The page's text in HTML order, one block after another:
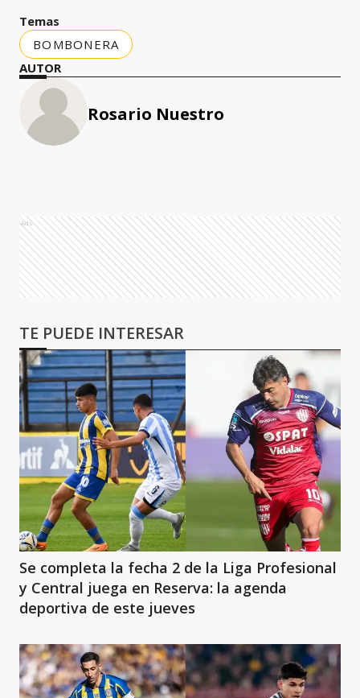
Temas
BOMBONERA
AUTOR
Rosario Nuestro
Ads
TE PUEDE INTERESAR
Se completa la fecha 2 de la Liga Profesional
y Central juega en Reserva: la agenda
deportiva de este jueves